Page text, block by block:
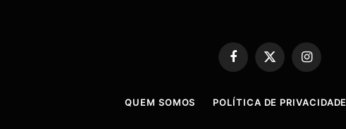
Facebook
X
(Twitter)
Instagram
QUEM SOMOS POLÍTICA DE PRIVACIDADE